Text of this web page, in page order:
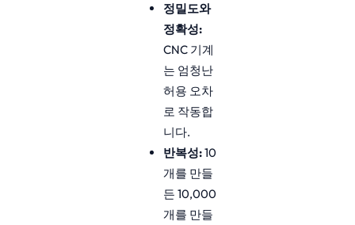
정밀도와
정확성:
CNC 기계
는 엄청난
허용 오차
로 작동합
니다.
반복성:10
개를 만들
든 10,000
개를 만들